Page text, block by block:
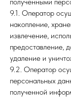
9.1. Оператор
накопление,
извлечение,
предоставление,
удаление и
9.2. Оператор
персональных
полученной